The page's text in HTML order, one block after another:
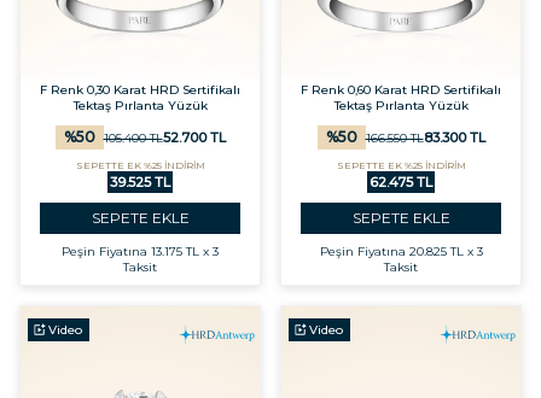
F Renk 0,30 Karat HRD Sertifikalı
Tektaş Pırlanta Yüzük
%50 105.400TL52.700TL
SEPETTE EK %25 İNDİRİM
39.525 TL
SEPETE EKLE
Peşin Fiyatına 13.175 TL x 3
Taksit
F Renk 0,60 Karat HRD Sertifikalı
Tektaş Pırlanta Yüzük
%50 166.550TL83.300TL
SEPETTE EK %25 İNDİRİM
62.475 TL
SEPETE EKLE
Peşin Fiyatına 20.825 TL x 3
Taksit
Video Video